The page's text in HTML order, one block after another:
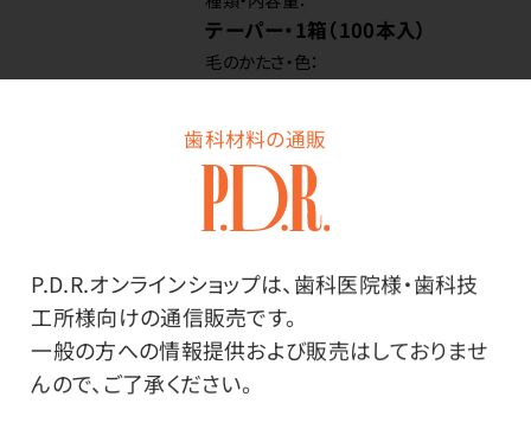
歯科材料の通販
P.D.R.オンラインショップは、歯科医院様・歯科技
工所様向けの通信販売です。
一般の方への情報提供および販売はしておりませ
んので、ご了承ください。
テーパー・1箱（100本入）
毛のかたさ・色：
ログイン